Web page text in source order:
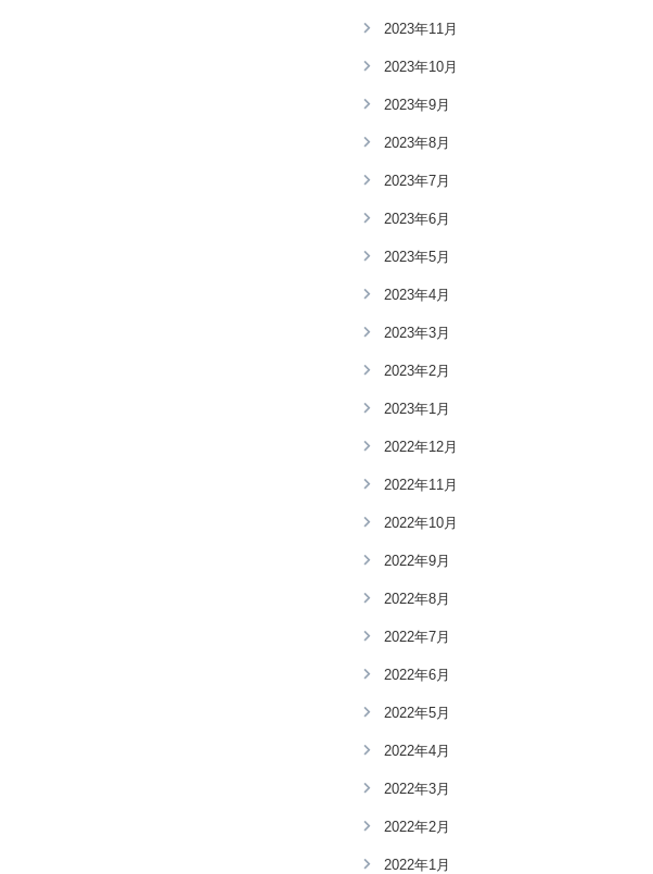
2023年11月
2023年10月
2023年9月
2023年8月
2023年7月
2023年6月
2023年5月
2023年4月
2023年3月
2023年2月
2023年1月
2022年12月
2022年11月
2022年10月
2022年9月
2022年8月
2022年7月
2022年6月
2022年5月
2022年4月
2022年3月
2022年2月
2022年1月